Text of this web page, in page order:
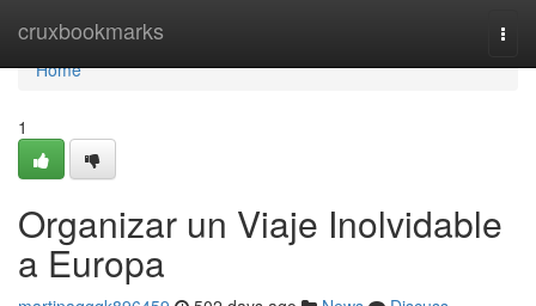
cruxbookmarks
Home
Home
1
Organizar un Viaje Inolvidable
a Europa